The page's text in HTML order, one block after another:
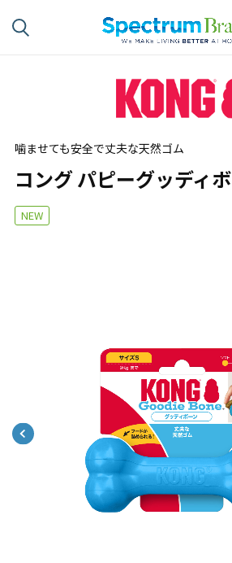
噛ませても安全で丈夫な天然ゴム
コング パピーグッディ
NEW